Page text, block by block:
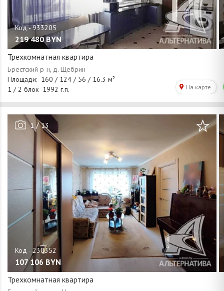
219 480 BYN
Трехкомнатная квартира
1 /13
107 106 BYN
Трехкомнатная квартира